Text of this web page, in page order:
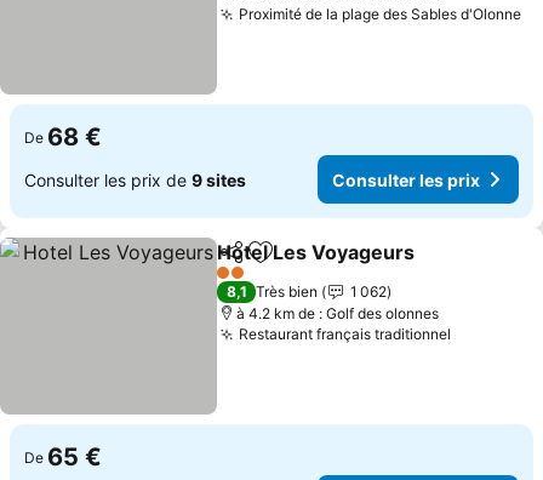
Proximité de la plage des Sables d'Olonne
De 68 €
Consulter les prix de 9 sites Consulter les prix
PartagerAjouter à mes favoris
Hotel Les Voyageurs
2 Étoiles
8,1 Très bien
1 062
à 4.2 km de : Golf des olonnes
Restaurant français traditionnel
De 65 €